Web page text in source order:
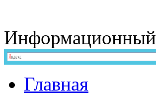
Информационный
Главная